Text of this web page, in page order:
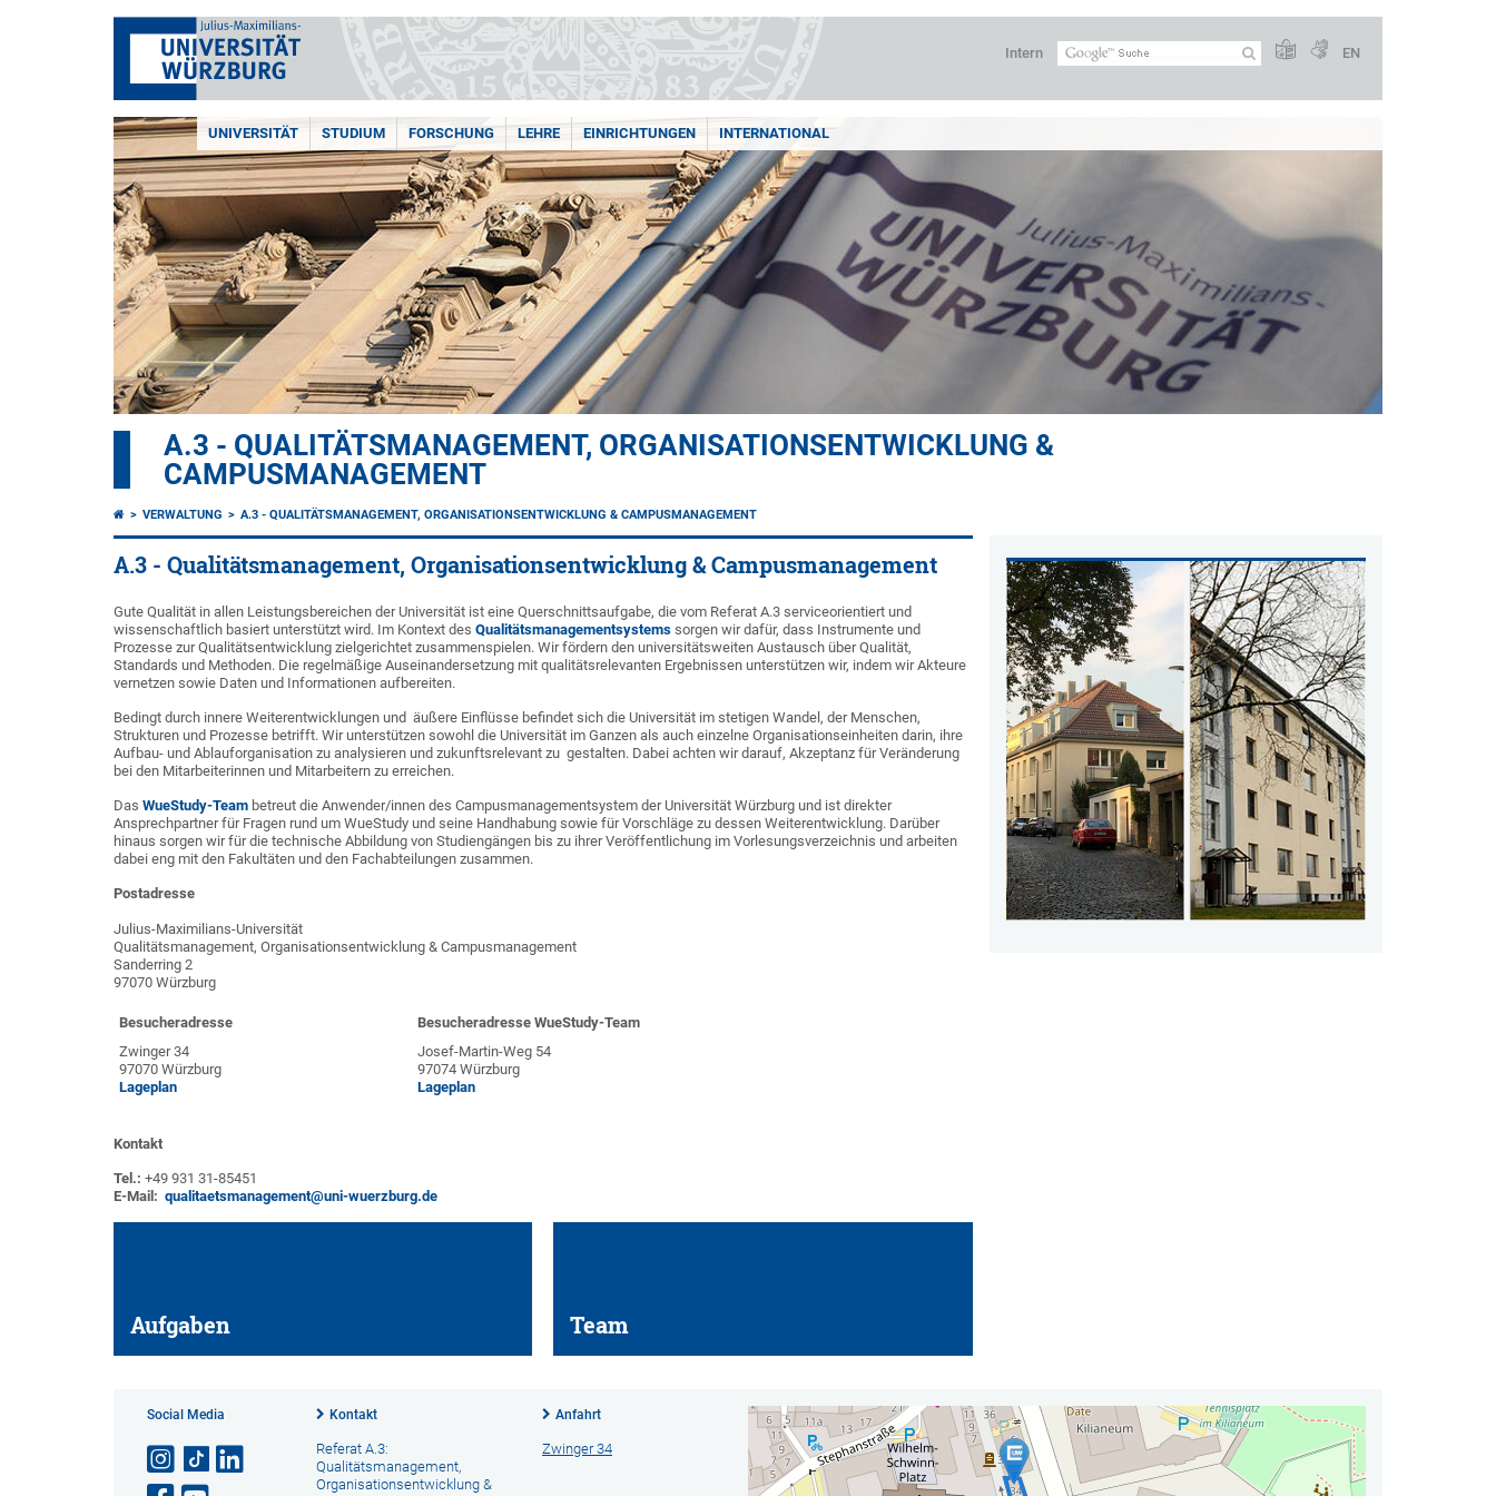
Intern EN
UNIVERSITÄT STUDIUM FORSCHUNG LEHRE EINRICHTUNGEN INTERNATIONAL
A.3 - QUALITÄTSMANAGEMENT, ORGANISATIONSENTWICKLUNG &
CAMPUSMANAGEMENT
VERWALTUNG A.3 - QUALITÄTSMANAGEMENT, ORGANISATIONSENTWICKLUNG & CAMPUSMANAGEMENT
A.3 - Qualitätsmanagement, Organisationsentwicklung & Campusmanagement
Gute Qualität in allen Leistungsbereichen der Universität ist eine Querschnittsaufgabe, die vom Referat A.3 serviceorientiert und
wissenschaftlich basiert unterstützt wird. Im Kontext des Qualitätsmanagementsystems sorgen wir dafür, dass Instrumente und
Prozesse zur Qualitätsentwicklung zielgerichtet zusammenspielen. Wir fördern den universitätsweiten Austausch über Qualität,
Standards und Methoden. Die regelmäßige Auseinandersetzung mit qualitätsrelevanten Ergebnissen unterstützen wir, indem wir Akteure
vernetzen sowie Daten und Informationen aufbereiten.
Bedingt durch innere Weiterentwicklungen und äußere Einflüsse befindet sich die Universität im stetigen Wandel, der Menschen,
Strukturen und Prozesse betrifft. Wir unterstützen sowohl die Universität im Ganzen als auch einzelne Organisationseinheiten darin, ihre
Aufbau- und Ablauforganisation zu analysieren und zukunftsrelevant zu gestalten. Dabei achten wir darauf, Akzeptanz für Veränderung
bei den Mitarbeiterinnen und Mitarbeitern zu erreichen.
Das WueStudy-Team betreut die Anwender/innen des Campusmanagementsystem der Universität Würzburg und ist direkter
Ansprechpartner für Fragen rund um WueStudy und seine Handhabung sowie für Vorschläge zu dessen Weiterentwicklung. Darüber
hinaus sorgen wir für die technische Abbildung von Studiengängen bis zu ihrer Veröffentlichung im Vorlesungsverzeichnis und arbeiten
dabei eng mit den Fakultäten und den Fachabteilungen zusammen.
Postadresse
Julius-Maximilians-Universität
Qualitätsmanagement, Organisationsentwicklung & Campusmanagement
Sanderring 2
97070 Würzburg
Besucheradresse
Besucheradresse WueStudy-Team
Zwinger 34
97070 Würzburg
Lageplan
Josef-Martin-Weg 54
97074 Würzburg
Lageplan
Kontakt
Tel.: +49 931 31-85451
E-Mail: qualitaetsmanagement@uni-wuerzburg.de
Aufgaben Team
Social Media Kontakt
Referat A.3:
Qualitätsmanagement,
Organisationsentwicklung &
Anfahrt
Zwinger 34